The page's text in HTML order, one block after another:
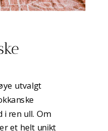
utvalgt
i ren ull. Om
et helt unikt